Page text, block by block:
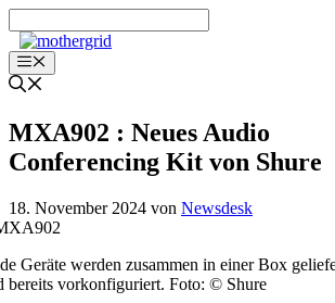
Inhalt
springenMenü
MXA902 : Neues Audio
Conferencing Kit von Shure
18. November 2024 von Newsdesk
Geräte werden zusammen in einer Box
bereits vorkonfiguriert. Foto: © Shure